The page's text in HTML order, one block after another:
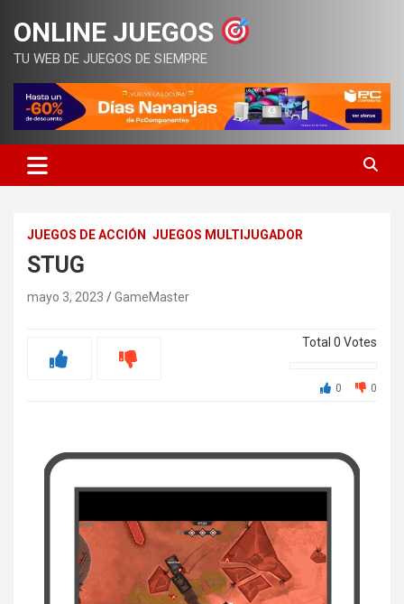
contenido
ONLINE JUEGOS
TU WEB DE JUEGOS DE SIEMPRE
JUEGOS DE ACCIÓN JUEGOS MULTIJUGADOR
STUG
mayo 3, 2023 GameMaster
Total 0 Votes
0
0